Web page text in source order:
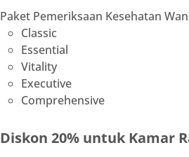
Paket Pemeriksaan Kesehatan
Classic
Essential
Vitality
Executive
Comprehensive
Diskon 20% untuk Kamar